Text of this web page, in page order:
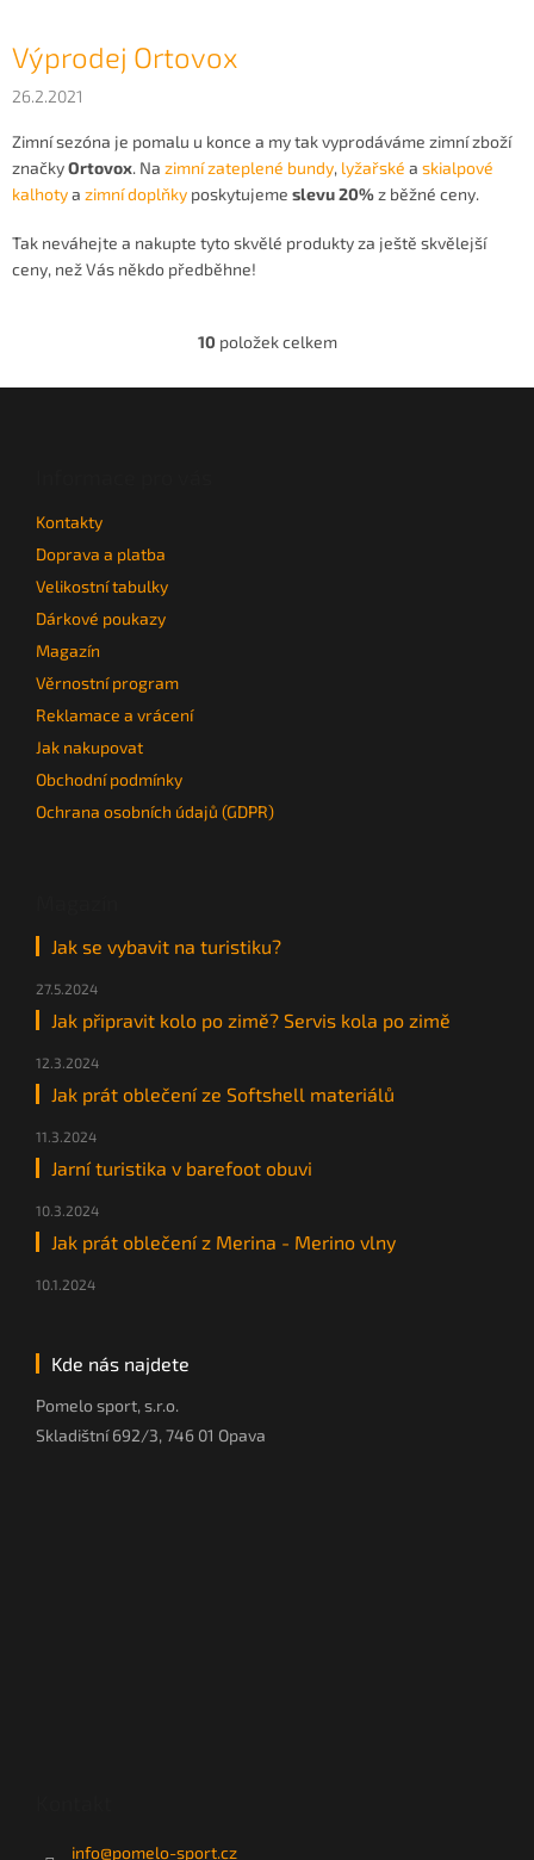
Výprodej Ortovox
26.2.2021
Zimní sezóna je pomalu u konce a my tak vyprodáváme zimní zboží
značkyOrtovox. Na zimní zateplené bundy, lyžařské a skialpové
kalhotya zimní doplňky poskytujeme slevu 20%z běžné ceny.
Tak neváhejte a nakupte tyto skvělé produkty za ještě skvělejší
ceny, než Vás někdo předběhne!
O
l
10 položek celkem
Kontakty
Doprava a platba
Velikostní tabulky
Dárkové poukazy
Magazín
Věrnostní program
Reklamace a vrácení
Jak nakupovat
Obchodní podmínky
Ochrana osobních údajů (GDPR)
Jak se vybavit na turistiku?
27.5.2024
Jak připravit kolo po zimě? Servis kola po zimě
12.3.2024
Jak prát oblečení ze Softshell materiálů
11.3.2024
Jarní turistika v barefoot obuvi
10.3.2024
Jak prát oblečení z Merina - Merino vlny
10.1.2024
Kde nás najdete
Pomelo sport, s.r.o.
Skladištní 692/3, 746 01 Opava
info@pomelo-sport.cz